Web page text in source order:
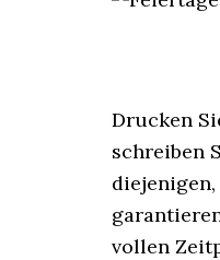
Drucken
schreiben
vollen